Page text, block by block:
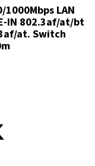
LAN
IN 802.3af/at/bt
at. Switch